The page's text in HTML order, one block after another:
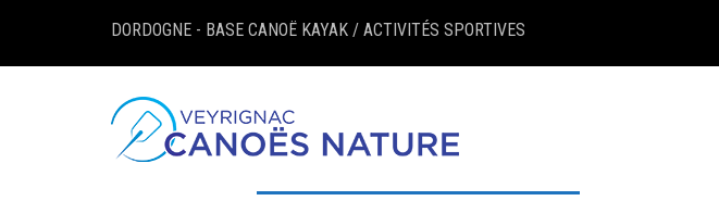
DORDOGNE - BASE CANOË KAYAK / ACTIVITÉS SPORTIVES